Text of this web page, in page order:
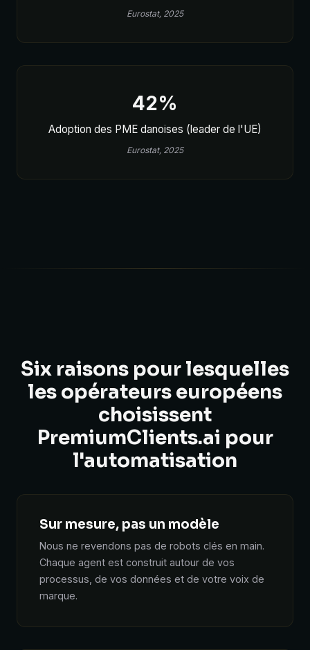
Eurostat, 2025
42%
Adoption des PME danoises (leader de l'UE)
Eurostat, 2025
Six raisons pour lesquelles
les opérateurs européens
choisissent
PremiumClients.ai pour
l'automatisation
Sur mesure, pas un modèle
Nous ne revendons pas de robots clés en main.
Chaque agent est construit autour de vos
processus, de vos données et de votre voix de
marque.